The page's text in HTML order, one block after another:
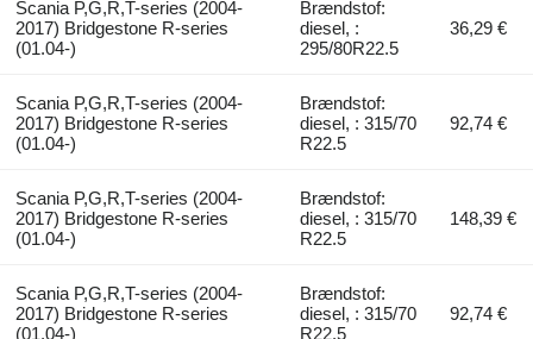
Scania P,G,R,T-series (2004-
2017) Bridgestone R-series
(01.04-)
Brændstof:
diesel, :
295/80R22.5
36,29 €
Scania P,G,R,T-series (2004-
2017) Bridgestone R-series
(01.04-)
Brændstof:
diesel, : 315/70
R22.5
92,74 €
Scania P,G,R,T-series (2004-
2017) Bridgestone R-series
(01.04-)
Brændstof:
diesel, : 315/70
R22.5
148,39 €
Scania P,G,R,T-series (2004-
2017) Bridgestone R-series
(01.04-)
Brændstof:
diesel, : 315/70
R22.5
92,74 €